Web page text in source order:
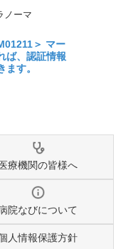
ノーマ
医療機関の皆様へ
院なびについて
人情報保護方針